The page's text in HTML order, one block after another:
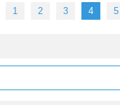
1 2 3 4 5